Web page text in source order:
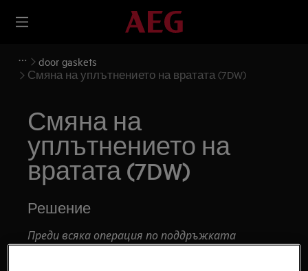
door gaskets
Смяна на уплътнението на вратата (7DW)
Смяна на
уплътнението на
вратата (7DW)
Решение
Преди всяка операция по поддръжката